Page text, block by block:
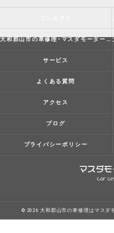
大和郡山市の車修理･マスダモータースの評判
サービス
よくある質問
アクセス
ブログ
プライバシーポリシー
© 2026 大和郡山市の車修理はマスダ